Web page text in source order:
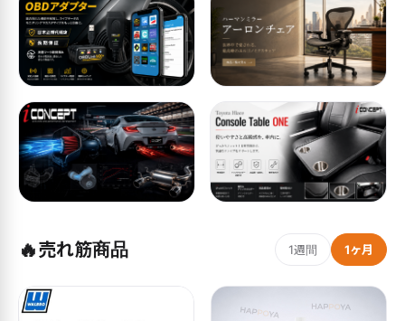
🔥売れ筋商品 1週間 1ヶ月